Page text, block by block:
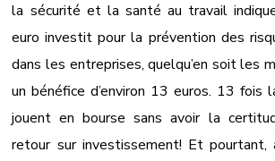
la sécurité et la santé au travail
euro investit pour la prévention des
dans les entreprises, quelqu’en soit les
un bénéfice d’environ 13 euros. 13 fois
jouent en bourse sans avoir la
retour sur investissement! Et pourtant,